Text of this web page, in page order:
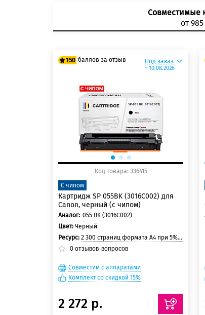
Совместимые
от
150 баллов за отзыв
125 баллов
150 баллов
Под заказ
~ 10.08.2026
Код товара: 336415
С чипом
Картридж SP 055BK (3016C002) для
Canon, черный (с чипом)
Аналог: 055 BK (3016C002)
Цвет: Черный
Ресурс: 2 300 страниц формата A4 при 5% заполнении страницы
0 отзывов вопросов
Совместим с аппаратами
Комплект со скидкой 15%
2 272 р.